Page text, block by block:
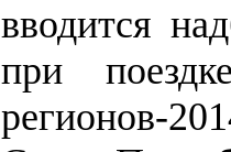
вводится
при
регионов-